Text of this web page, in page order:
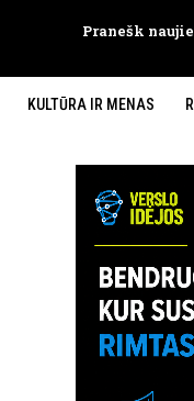
Pranešk
KULTŪRA IR MENAS